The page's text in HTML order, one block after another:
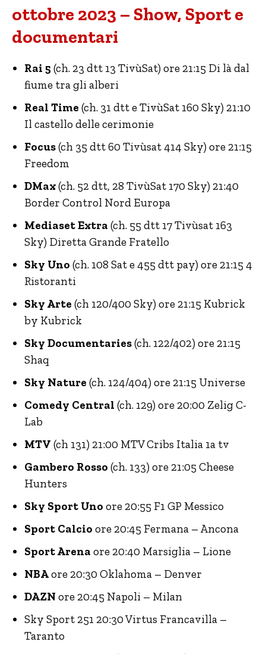
ottobre 2023 – Show, Sport e
documentari
Rai 5 (ch. 23 dtt 13 TivùSat) ore 21:15 Di là dal
fiume tra gli alberi
Real Time (ch. 31 dtt e TivùSat 160 Sky) 21:10
Il castello delle cerimonie
Focus(ch 35 dtt 60 Tivùsat 414 Sky) ore 21:15
Freedom
DMax(ch. 52 dtt, 28 TivùSat 170 Sky) 21:40
Border Control Nord Europa
Mediaset Extra (ch. 55 dtt 17 Tivùsat 163
Sky) Diretta Grande Fratello
Sky Uno (ch. 108 Sat e 455 dtt pay) ore 21:15 4
Ristoranti
Sky Arte (ch 120/400 Sky) ore 21:15 Kubrick
by Kubrick
Sky Documentaries(ch. 122/402) ore 21:15
Shaq
Sky Nature (ch. 124/404) ore 21:15 Universe
Comedy Central (ch. 129) ore 20:00 Zelig C-
Lab
MTV (ch 131) 21:00 MTV Cribs Italia 1a tv
Gambero Rosso (ch. 133) ore 21:05 Cheese
Hunters
Sky Sport Uno ore 20:55 F1 GP Messico
Sport Calcio ore 20:45 Fermana – Ancona
Sport Arena ore 20:40 Marsiglia – Lione
NBAore 20:30 Oklahoma – Denver
DAZN ore 20:45 Napoli – Milan
Sky Sport 251 20:30 Virtus Francavilla –
Taranto